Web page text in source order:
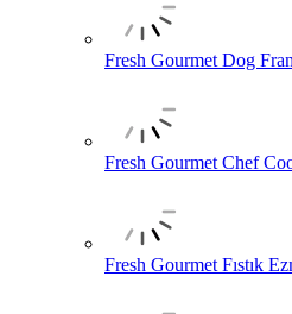
Fresh Gourmet Dog
Fresh Gourmet Chef
Fresh Gourmet Fıstık